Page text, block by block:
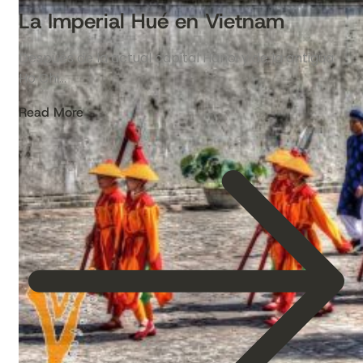
La Imperial Hué en Vietnam
Después de la actual capital Hanoi y de la antigua
Ho Chi…
Read More